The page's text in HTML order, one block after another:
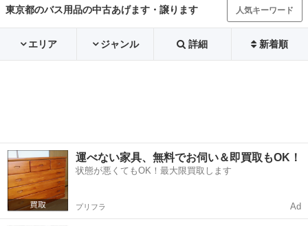
東京都のバス用品の中古あげます・譲ります 人気キーワード
エリア ジャンル 詳細 新着順
運べない家具、無料でお伺い＆即買取もOK！
状態が悪くてもOK！最大限買取します
プリフラ Ad